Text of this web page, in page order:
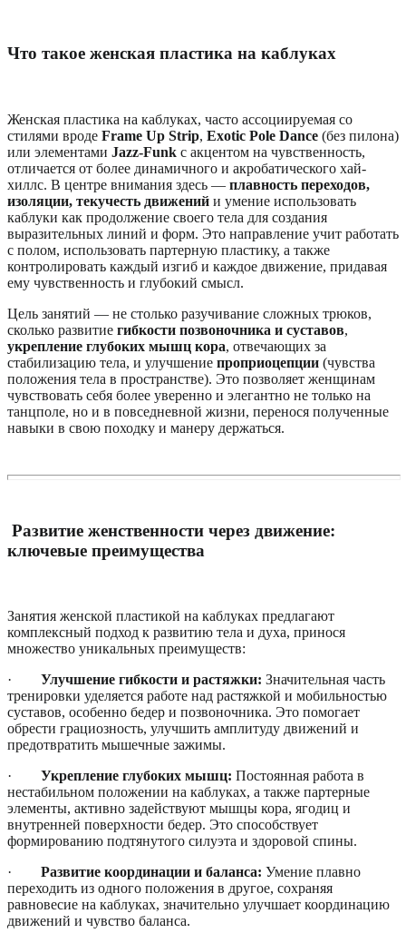
Что такое женская пластика на каблуках
Женская пластика на каблуках, часто ассоциируемая со
стилями вроде Frame Up Strip, Exotic Pole Dance (без пилона)
или элементами Jazz-Funk с акцентом на чувственность,
отличается от более динамичного и акробатического хай-
хиллс. В центре внимания здесь — плавность переходов,
изоляции, текучесть движений и умение использовать
каблуки как продолжение своего тела для создания
выразительных линий и форм. Это направление учит работать
с полом, использовать партерную пластику, а также
контролировать каждый изгиб и каждое движение, придавая
ему чувственность и глубокий смысл.
Цель занятий — не столько разучивание сложных трюков,
сколько развитие гибкости позвоночника и суставов,
укрепление глубоких мышц кора, отвечающих за
стабилизацию тела, и улучшение проприоцепции (чувства
положения тела в пространстве). Это позволяет женщинам
чувствовать себя более уверенно и элегантно не только на
танцполе, но и в повседневной жизни, перенося полученные
навыки в свою походку и манеру держаться.
Развитие женственности через движение:
ключевые преимущества
Занятия женской пластикой на каблуках предлагают
комплексный подход к развитию тела и духа, принося
множество уникальных преимуществ:
· Улучшение гибкости и растяжки: Значительная часть
тренировки уделяется работе над растяжкой и мобильностью
суставов, особенно бедер и позвоночника. Это помогает
обрести грациозность, улучшить амплитуду движений и
предотвратить мышечные зажимы.
· Укрепление глубоких мышц: Постоянная работа в
нестабильном положении на каблуках, а также партерные
элементы, активно задействуют мышцы кора, ягодиц и
внутренней поверхности бедер. Это способствует
формированию подтянутого силуэта и здоровой спины.
· Развитие координации и баланса: Умение плавно
переходить из одного положения в другое, сохраняя
равновесие на каблуках, значительно улучшает координацию
движений и чувство баланса.